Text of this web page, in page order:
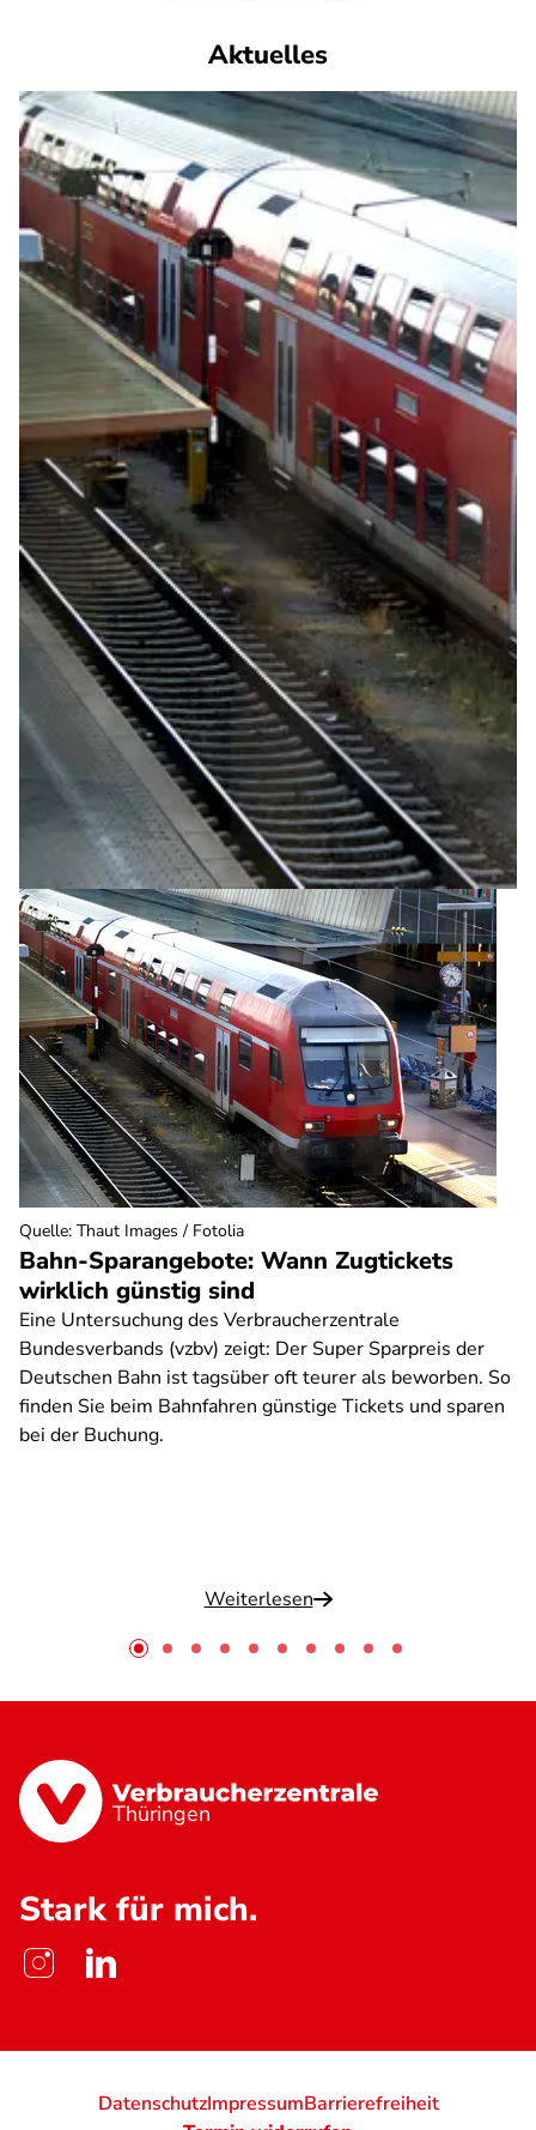
Aktuelles
Bahn-Sparangebote: Wann Zugtickets
wirklich günstig sind
Eine Untersuchung des Verbraucherzentrale
Bundesverbands (vzbv) zeigt: Der Super Sparpreis der
Deutschen Bahn ist tagsüber oft teurer als beworben. So
finden Sie beim Bahnfahren günstige Tickets und sparen
bei der Buchung.
Weiterlesen
Quelle: Thaut Images / Fotolia
Thüringen
Stark für mich.
DatenschutzImpressumBarrierefreiheit